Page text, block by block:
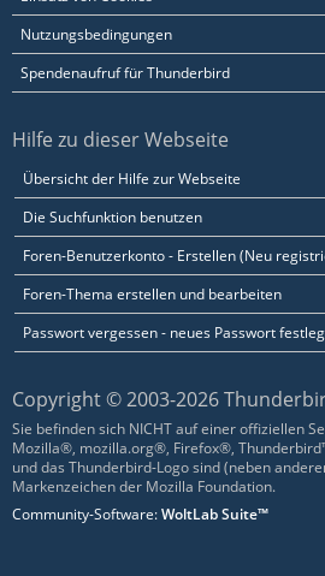
Nutzungsbedingungen
Spendenaufruf für Thunderbird
Hilfe zu dieser Webseite
Übersicht der Hilfe zur Webseite
Die Suchfunktion benutzen
Foren-Benutzerkonto - Erstellen (Neu
Foren-Thema erstellen und bearbeiten
Passwort vergessen - neues Passwort
Copyright © 2003-2026
Sie befinden sich NICHT auf einer offiziellen
Mozilla®, mozilla.org®, Firefox®,
und das Thunderbird-Logo sind (neben
Markenzeichen der Mozilla Foundation.
Community-Software:WoltLab Suite™